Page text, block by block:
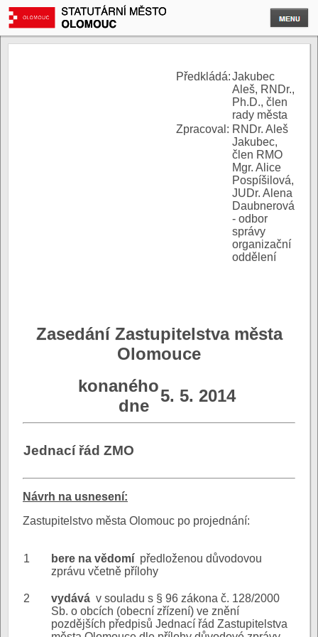
Předkládá:Jakubec
Aleš, RNDr.,
Ph.D., člen
rady města
Zpracoval: RNDr. Aleš
Jakubec,
člen RMO
Mgr. Alice
Pospíšilová,
JUDr. Alena
Daubnerová
- odbor
správy
organizační
oddělení
Zasedání Zastupitelstva města
Olomouce
konaného
dne
5. 5. 2014
Jednací řád ZMO
Návrh na usnesení:
Zastupitelstvo města Olomouc po projednání:
1 bere na vědomí předloženou důvodovou
zprávu včetně přílohy
2 vydává v souladu s § 96 zákona č. 128/2000
Sb. o obcích (obecní zřízení) ve znění
pozdějších předpisů Jednací řád Zastupitelstva